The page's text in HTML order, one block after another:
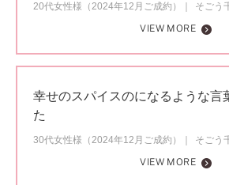
20代女性様（2024年12月ご成約）
そごう
VIEW MORE
幸せのスパイスのになるような言
た
30代女性様（2024年12月ご成約）
そごう
VIEW MORE